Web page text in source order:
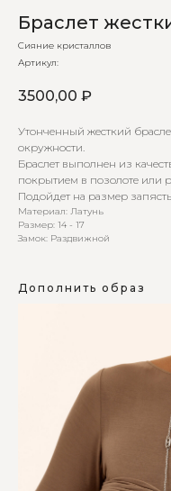
Браслет
Сияние кристаллов
Артикул:
3500,00 ₽
Утонченный жесткий
окружности.
Браслет выполнен из
покрытием в позолоте или
Подойдет на размер
Материал: Латунь
Размер: 14 - 17
Замок: Раздвижной
Дополнить образ